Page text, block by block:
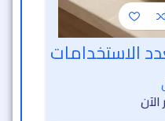
الاستخدامات